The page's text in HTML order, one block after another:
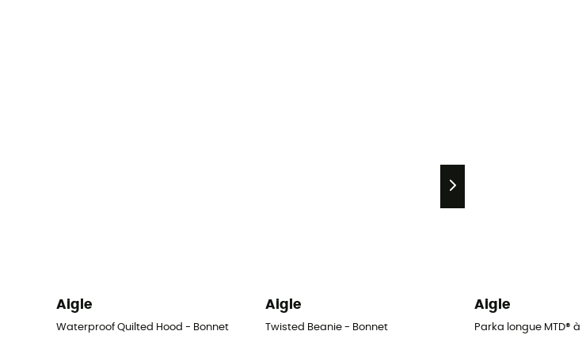
Aigle
Waterproof Quilted Hood - Bonnet
Aigle
Twisted Beanie - Bonnet
Aigle
Parka longue MTD®